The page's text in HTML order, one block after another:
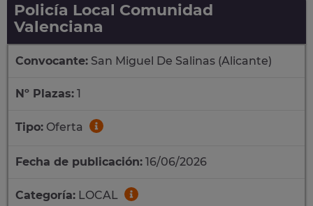
Policía Local Comunidad
Valenciana
Convocante: San Miguel De Salinas (Alicante)
Nº Plazas: 1
Tipo: Oferta
Fecha de publicación: 16/06/2026
Categoría: LOCAL